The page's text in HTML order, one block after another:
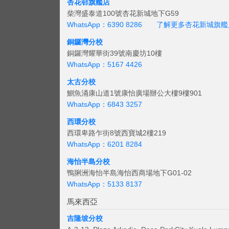
杏花邨旗艦店
柴灣盛泰道100號杏花新城地下G59
WhatsApp：6390 8286
了解更多杏花新城旗
銅鑼灣分校
銅鑼灣耀華街39號南慶坊10樓
WhatsApp：5167 4426
太古分校
鰂魚涌康山道1號康怡廣場辦公大樓9樓901
WhatsApp：6843 3257
西環分校
西環卑路乍街8號西寶城2樓219
WhatsApp：6201 8284
海怡半島分校
鴨脷洲海怡半島海怡西商場地下G01-02
WhatsApp：5133 8137
馬來西亞
吉隆坡分校